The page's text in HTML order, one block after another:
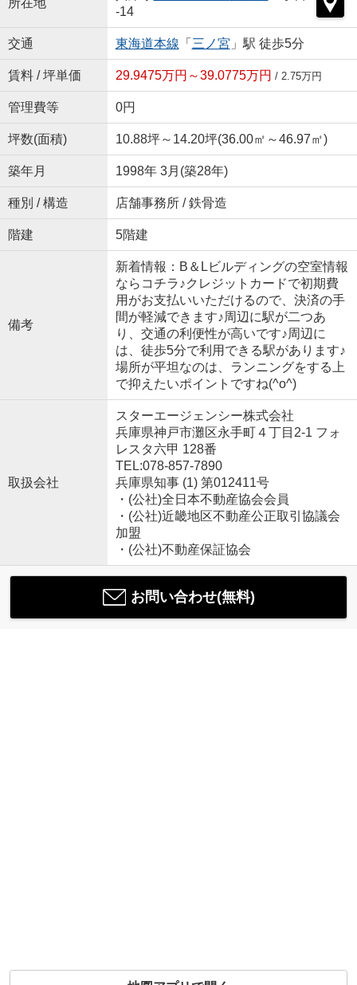
所在地
-14
交通 東海道本線 「 三ノ宮 」駅 徒歩5分
賃料 / 坪単価 29.9475万円～39.0775万円 / 2.75万円
管理費等 0円
坪数(面積) 10.88坪～14.20坪(36.00㎡～46.97㎡)
築年月 1998年 3月(築28年)
種別 / 構造 店舗事務所 / 鉄骨造
階建 5階建
備考
新着情報：B＆Lビルディングの空室情報
ならコチラ♪クレジットカードで初期費
用がお支払いいただけるので、決済の手
間が軽減できます♪周辺に駅が二つあ
り、交通の利便性が高いです♪周辺に
は、徒歩5分で利用できる駅があります♪
場所が平坦なのは、ランニングをする上
で抑えたいポイントですね(^o^)
取扱会社
スターエージェンシー株式会社
兵庫県神戸市灘区永手町４丁目2-1 フォ
レスタ六甲 128番
TEL:078-857-7890
兵庫県知事 (1) 第012411号
・(公社)全日本不動産協会会員
・(公社)近畿地区不動産公正取引協議会
加盟
・(公社)不動産保証協会
お問い合わせ(無料)